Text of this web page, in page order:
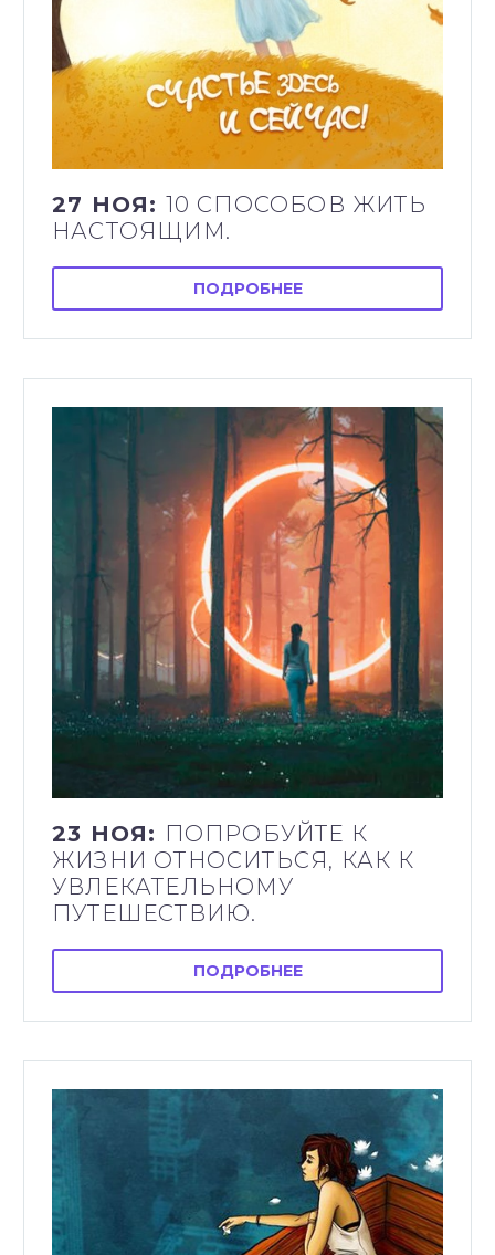
27 НОЯ: 10 СПОСОБОВ ЖИТЬ
НАСТОЯЩИМ.
ПОДРОБНЕЕ
23 НОЯ: ПОПРОБУЙТЕ К
ЖИЗНИ ОТНОСИТЬСЯ, КАК К
УВЛЕКАТЕЛЬНОМУ
ПУТЕШЕСТВИЮ.
ПОДРОБНЕЕ